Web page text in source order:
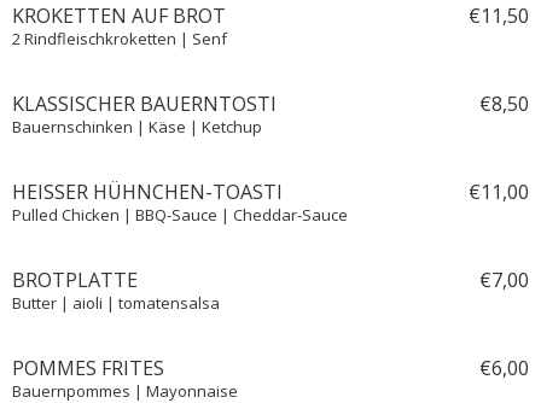
KROKETTEN AUF BROT €11,50
2 Rindfleischkroketten | Senf
KLASSISCHER BAUERNTOSTI €8,50
Bauernschinken | Käse | Ketchup
HEISSER HÜHNCHEN-TOASTI €11,00
Pulled Chicken | BBQ-Sauce | Cheddar-Sauce
BROTPLATTE €7,00
Butter | aioli | tomatensalsa
POMMES FRITES €6,00
Bauernpommes | Mayonnaise